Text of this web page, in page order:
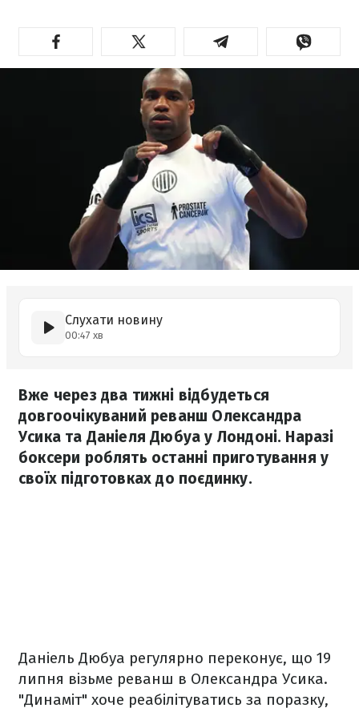
Слухати новину
00:47 хв
Вже через два тижні відбудеться
довгоочікуваний реванш Олександра
Усика та Даніеля Дюбуа у Лондоні. Наразі
боксери роблять останні приготування у
своїх підготовках до поєдинку.
Даніель Дюбуа регулярно переконує, що 19
липня візьме реванш в Олександра Усика.
"Динаміт" хоче реабілітуватись за поразку,